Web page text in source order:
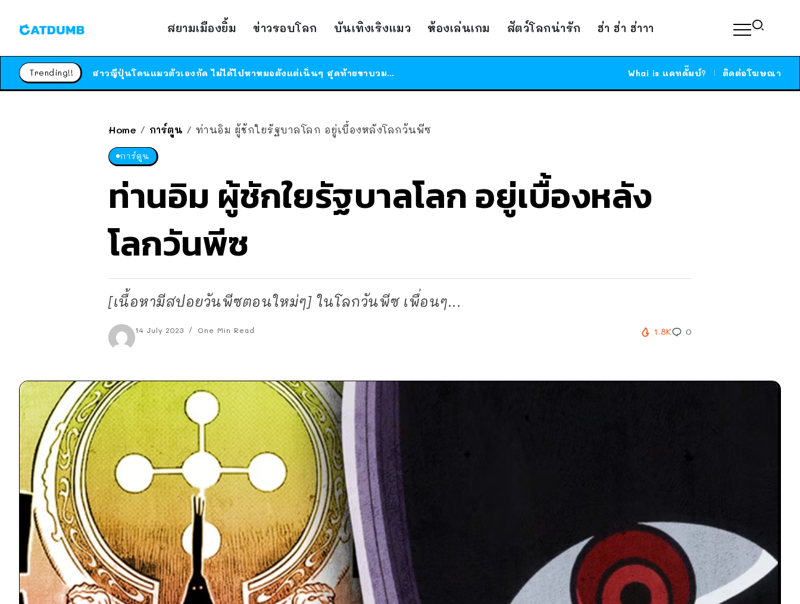
สยามเมืองยิ้ม ข่าวรอบโลก บันเทิงเริงแมว ห้องเล่นเกม สัตว์โลกน่ารัก ฮ่า ฮ่า ฮ่าาา
Trending!!
ร้านอาหารในนิวยอร์กประกาศปิดตัวลง หลังอยู่มานานกว่า 45 ปี ติดป้ายขอบคุณลูกค้าทุกคน แถมสูตรทำไวท์ซอสให้แบบจัดเต็ม
ได้เวลาเด็กหนวดรวมตัว RF Online Next เปิดให้เล่นแล้ว เกม Sci-Fi MMORPG ระดับตำนาน เล่นได้ทั้งมือถือและ PC Whai is แคทดั๊มบ์? ติดต่อโฆษณา
Home / การ์ตูน / ท่านอิม ผู้ชักใยรัฐบาลโลก อยู่เบื้องหลังโลกวันพีซ
การ์ตูน
ท่านอิม ผู้ชักใยรัฐบาลโลก อยู่เบื้องหลัง
โลกวันพีซ
[เนื้อหามีสปอยวันพีซตอนใหม่ๆ] ในโลกวันพีซ เพื่อนๆ...
14 July 2023 One Min Read 1.8K 0